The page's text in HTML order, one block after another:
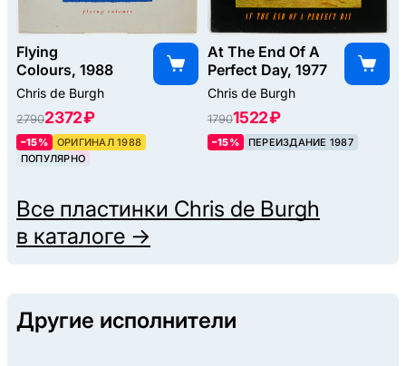
Flying
Colours, 1988
Chris de Burgh
27902372 ₽
–15%
ОРИГИНАЛ 1988
ПОПУЛЯРНО
At The End Of A
Perfect Day, 1977
Chris de Burgh
17901522 ₽
–15% ПЕРЕИЗДАНИЕ 1987
Все пластинки Chris de Burgh
в каталоге →
Другие исполнители